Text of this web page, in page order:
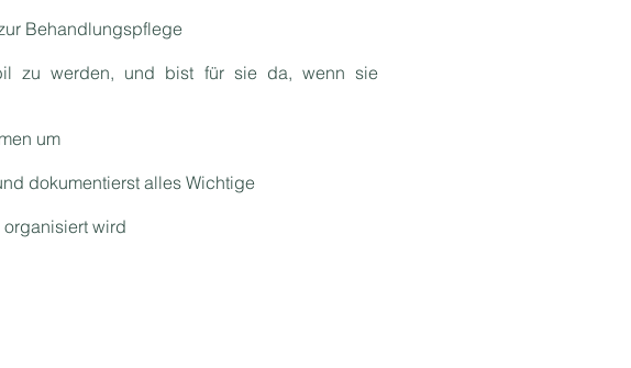
Behandlungspflege
zu werden, und bist für sie da, wenn sie
um
dokumentierst alles Wichtige
wird